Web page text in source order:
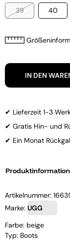
39 40
IN DEN
✔ Lieferzeit 1-3
✔ Gratis Hin- und
✔ Ein Monat
Artikelnummer:
Marke: UGG
Farbe: beige
Typ: Boots